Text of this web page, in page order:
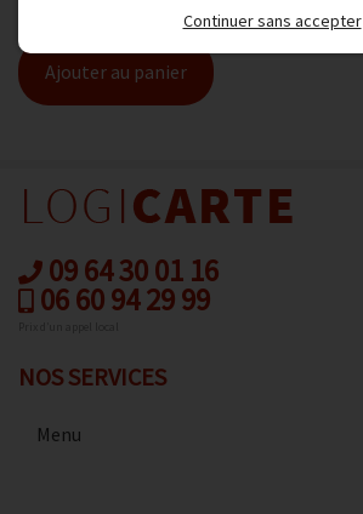
Ajouter au panier
09 64 30 01 16
06 60 94 29 99
NOS SERVICES
Menu
Continuer sans accepter